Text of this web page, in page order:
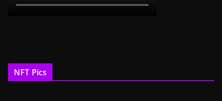
NFT Pics